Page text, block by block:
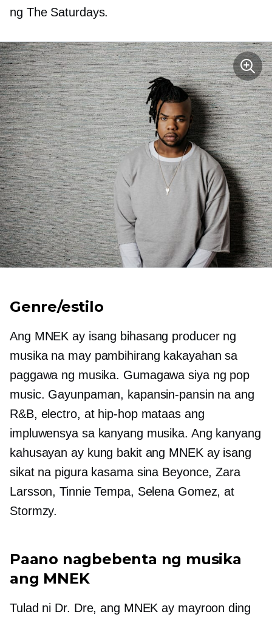
ng The Saturdays.
Genre/estilo
Ang MNEK ay isang bihasang producer ng
musika na may pambihirang kakayahan sa
paggawa ng musika. Gumagawa siya ng pop
music. Gayunpaman, kapansin-pansin na ang
R&B, electro, at hip-hopmataas ang
impluwensya sa kanyang musika. Ang kanyang
kahusayan ay kung bakit ang MNEK ay isang
sikat na pigura kasama sina Beyonce, Zara
Larsson, Tinnie Tempa, Selena Gomez, at
Stormzy.
Paano nagbebenta ng musika
ang MNEK
Tulad ni Dr. Dre, ang MNEK ay mayroon ding